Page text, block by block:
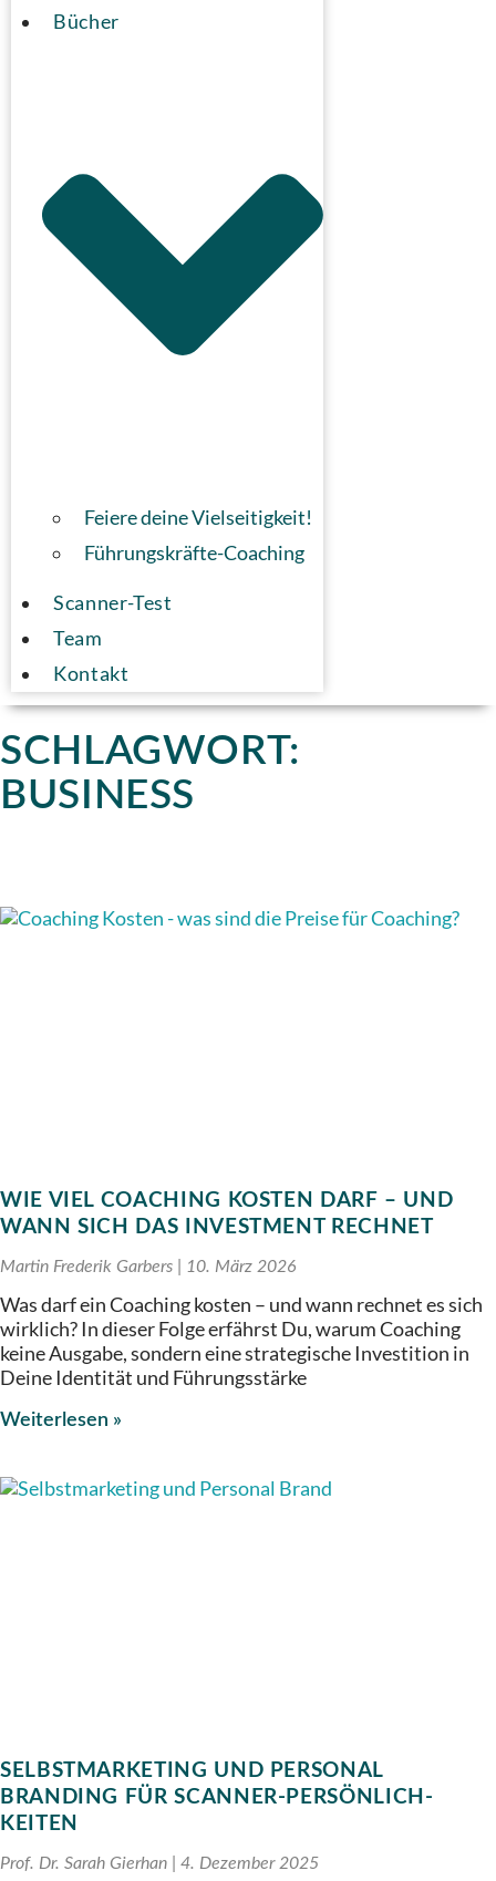
Bücher
Feiere deine Vielseitigkeit!
Führungskräfte-Coaching
Scanner-Test
Team
Kontakt
SCHLAGWORT:
BUSINESS
WIE VIEL COACHING KOSTEN DARF – UND
WANN SICH DAS INVESTMENT RECHNET
Martin Frederik Garbers 10. März 2026
Was darf ein Coaching kosten – und wann rechnet es sich
wirklich? In dieser Folge erfährst Du, warum Coaching
keine Ausgabe, sondern eine strategische Investition in
Deine Identität und Führungsstärke
Weiterlesen »
SELBST­MARKETING UND PERSONAL
BRANDING FÜR SCANNER-PERSÖNLICH­
KEITEN
Prof. Dr. Sarah Gierhan 4. Dezember 2025